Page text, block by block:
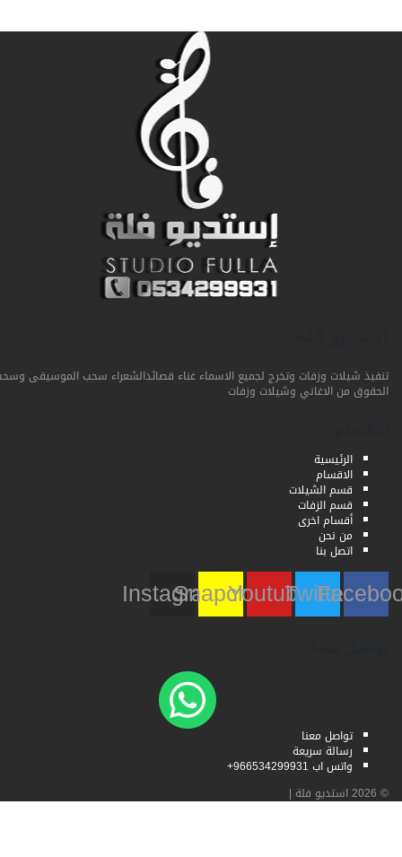
تنفيذ شيلات وزفات وتخرج لجميع الاسماء غناء قصائدالشعراء سحب الموسيقى وسحب
الحقوق من الاغاني وشيلات وزفات
الرئيسية
الاقسام
قسم الشيلات
قسم الزفات
أقسام اخرى
من نحن
اتصل بنا
Twitter
Youtube
Snapchat
Instagram
تواصل معنا
رسالة سريعة
واتس اب 966534299931+
استديو فلة|